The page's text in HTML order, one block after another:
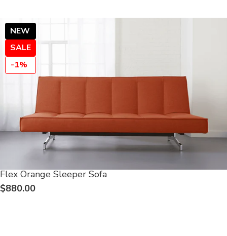
NEW
SALE
-1%
Flex Orange Sleeper Sofa
$880.00